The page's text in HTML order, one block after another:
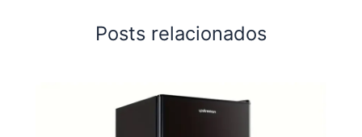
Posts relacionados